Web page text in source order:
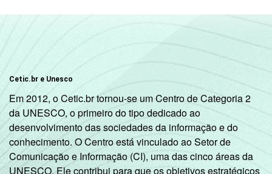
Cetic.br e Unesco
Em 2012, o Cetic.br tornou-se um Centro de Categoria 2
da UNESCO, o primeiro do tipo dedicado ao
desenvolvimento das sociedades da informação e do
conhecimento. O Centro está vinculado ao Setor de
Comunicação e Informação (CI), uma das cinco áreas da
UNESCO. Ele contribui para que os objetivos estratégicos